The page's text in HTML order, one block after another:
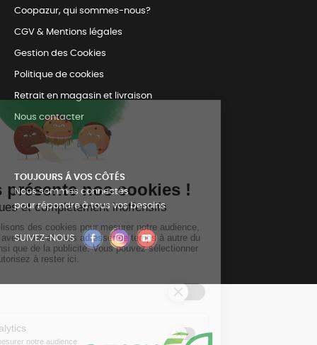
Coopazur, qui sommes-nous?
CGV & Mentions légales
Gestion des Cookies
Politique de cookies
Retrait en magasin et livraison
Nous contacter
TOUJOURS Á VOS CÔTÉS
Nous sommes connectés
pour répondre à tous vos besoins
SUIVEZ-NOUS